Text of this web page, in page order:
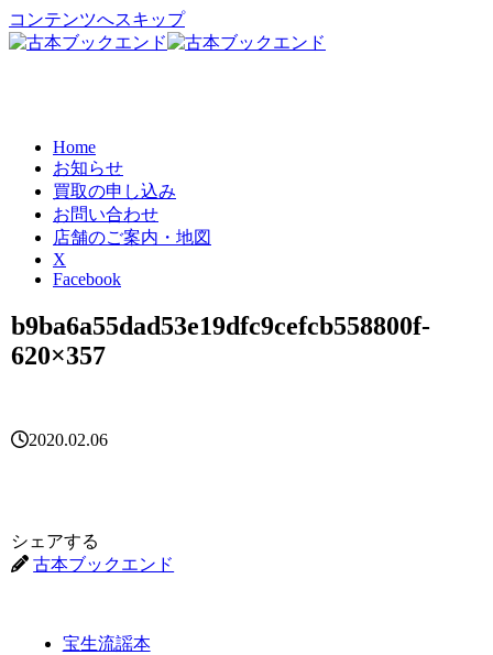
コンテンツへスキップ
Home
お知らせ
買取の申し込み
お問い合わせ
店舗のご案内・地図
X
Facebook
b9ba6a55dad53e19dfc9cefcb558800f-
620×357
2020.02.06
シェアする
古本ブックエンド
宝生流謡本